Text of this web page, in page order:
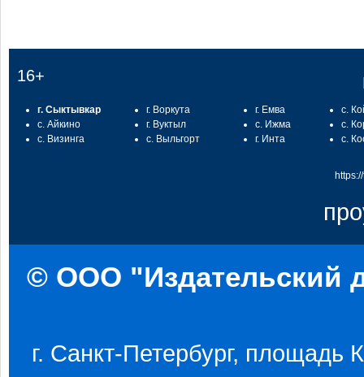
16+
г. Сыктывкар
с. Айкино
с. Визинга
г. Воркута
г. Вуктыл
с. Выльгорт
г. Емва
с. Ижма
г. Инта
с.
с.
с.
© ООО "Издательский
г. Санкт-Петербург, площадь